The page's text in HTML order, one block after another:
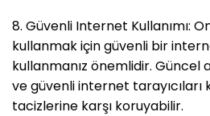
8. Güvenli Internet Kullanımı:
kullanmak için güvenli bir
kullanmanız önemlidir. Güncel
ve güvenli internet
tacizlerine karşı koruyabilir.